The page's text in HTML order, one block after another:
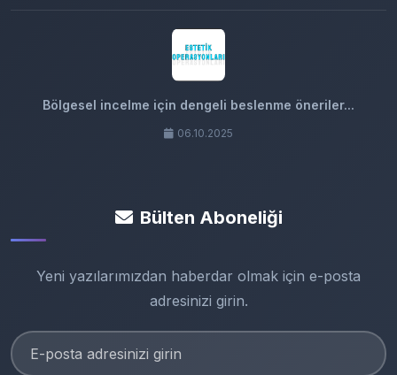
Bölgesel incelme için dengeli beslenme öneriler...
06.10.2025
Bülten Aboneliği
Yeni yazılarımızdan haberdar olmak için e-posta
adresinizi girin.